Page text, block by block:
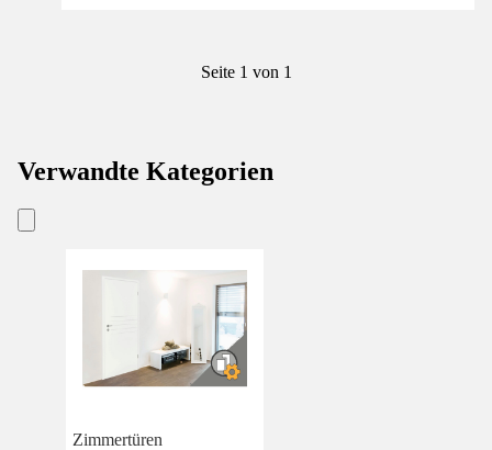
Seite 1 von 1
Verwandte Kategorien
Zimmertüren